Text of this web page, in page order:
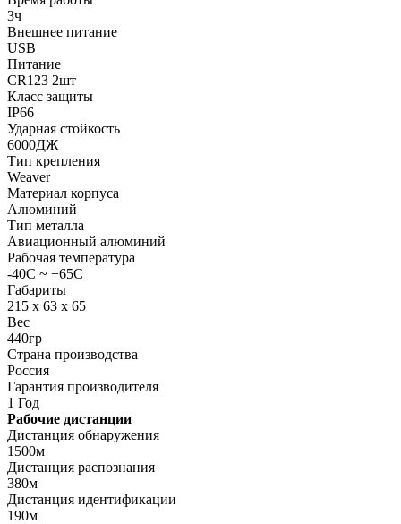
3ч
Внешнее питание
USB
Питание
CR123 2шт
Класс защиты
IP66
Ударная стойкость
6000ДЖ
Тип крепления
Weaver
Материал корпуса
Алюминий
Тип металла
Авиационный алюминий
Рабочая температура
-40C ~ +65C
Габариты
215 x 63 x 65
Вес
440гр
Страна производства
Россия
Гарантия производителя
1 Год
Рабочие дистанции
Дистанция обнаружения
1500м
Дистанция распознания
380м
Дистанция идентификации
190м